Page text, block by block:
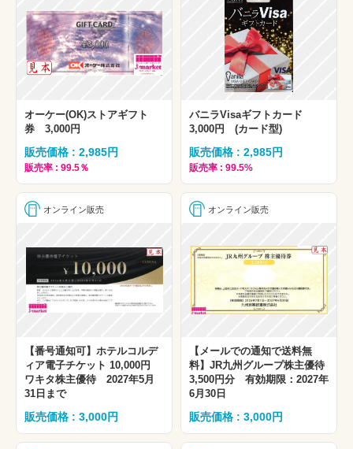
オーケー(OK)ストアギフト
券 3,000円
販売価格 : 2,985円
販売率 : 99.5％
バニラVisaギフトカード
3,000円 (カード型)
販売価格 : 2,985円
販売率 : 99.5%
オンライン販売
【番号通知可】ホテルコルデ
ィア電子チケット 10,000円
ワキタ株主優待 2027年5月
31日まで
販売価格 : 3,000円
オンライン販売
【メールでの通知で送料無
料】JR九州グループ株主優待
3,500円分 有効期限：2027年
6月30日
販売価格 : 3,000円